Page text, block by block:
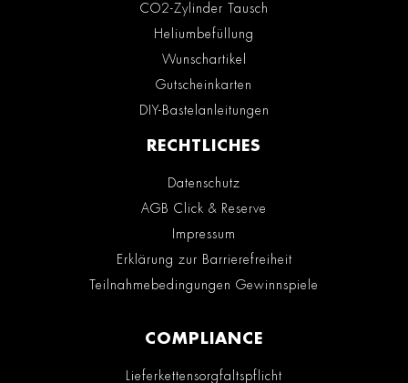
CO2-Zylinder Tausch
Heliumbefüllung
Wunschartikel
Gutscheinkarten
DIY-Bastelanleitungen
RECHTLICHES
Datenschutz
AGB Click & Reserve
Impressum
Erklärung zur Barrierefreiheit
Teilnahmebedingungen Gewinnspiele
COMPLIANCE
Lieferkettensorgfaltspflicht